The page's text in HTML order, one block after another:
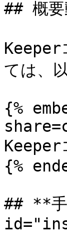
## 概要
Keeper
ては、
{%
Keeper
{%
## **